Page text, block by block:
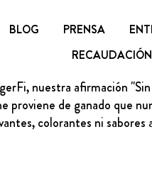
BLOG PRENSA
nuestra afirmación
proviene de ganado que
colorantes ni